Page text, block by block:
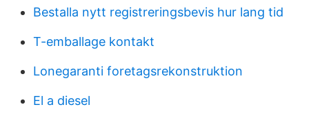
Bestalla nytt registreringsbevis hur lang tid
T-emballage kontakt
Lonegaranti foretagsrekonstruktion
El a diesel